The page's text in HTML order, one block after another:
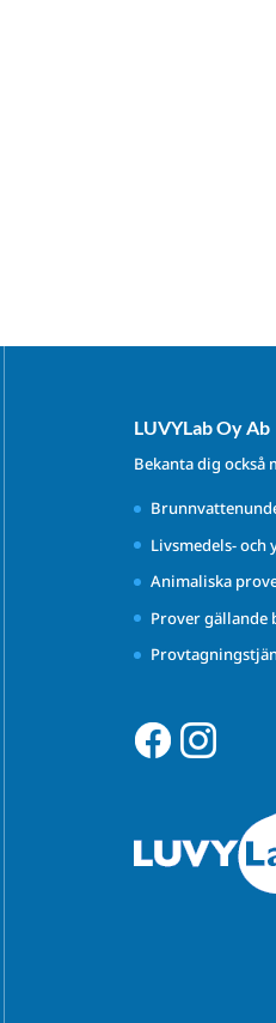
LUVYLab Oy Ab
Bekanta dig
Livsmedels- och
Animaliska
Prover gällande